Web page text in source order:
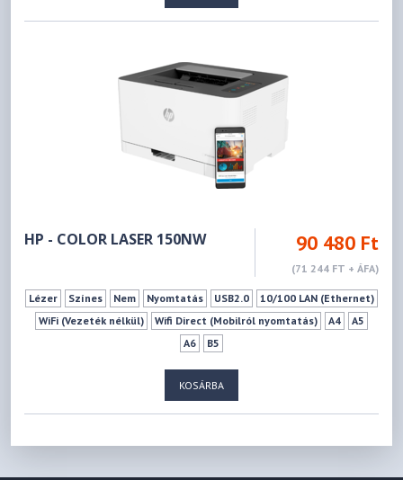
HP - COLOR LASER 150NW 90 480 Ft
(71 244 FT + ÁFA)
Lézer Színes Nem Nyomtatás USB2.0
10/100 LAN (Ethernet)
WiFi (Vezeték nélkül)
Wifi Direct (Mobilról nyomtatás) A4
A5
A6
B5
KOSÁRBA